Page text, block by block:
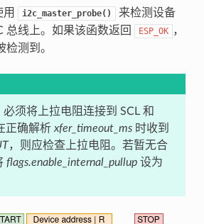
用 i2c_master_probe()
来检测设备
总线上。如果该函数返回
ESP_OK ，
测到。
须将上拉电阻连接到 SCL 和
正确解析 xfer_timeout_ms时收到
，则应检查上拉电阻。若暂无合
flags.enable_internal_pullup设为